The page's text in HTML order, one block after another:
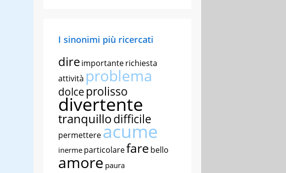
I sinonimi più ricercati
direimportanterichiesta
attività problema
dolce prolisso
divertente
tranquillodifficile
permettereacume
inerme particolarefare bello
amore paura